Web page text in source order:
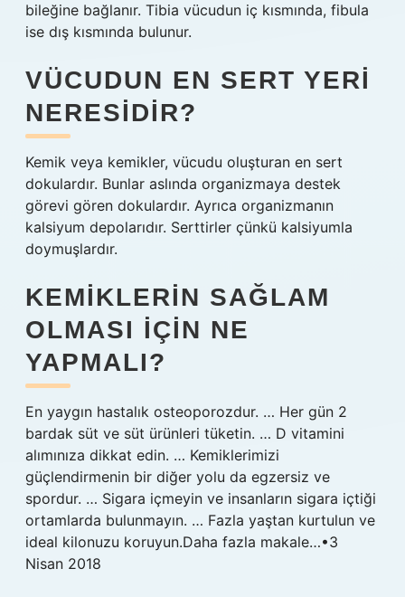
bileğine bağlanır. Tibia vücudun iç kısmında, fibula
ise dış kısmında bulunur.
VÜCUDUN EN SERT YERI
NERESIDIR?
Kemik veya kemikler, vücudu oluşturan en sert
dokulardır. Bunlar aslında organizmaya destek
görevi gören dokulardır. Ayrıca organizmanın
kalsiyum depolarıdır. Serttirler çünkü kalsiyumla
doymuşlardır.
KEMIKLERIN SAĞLAM
OLMASI IÇIN NE
YAPMALI?
En yaygın hastalık osteoporozdur. … Her gün 2
bardak süt ve süt ürünleri tüketin. … D vitamini
alımınıza dikkat edin. … Kemiklerimizi
güçlendirmenin bir diğer yolu da egzersiz ve
spordur. … Sigara içmeyin ve insanların sigara içtiği
ortamlarda bulunmayın. … Fazla yaştan kurtulun ve
ideal kilonuzu koruyun.Daha fazla makale…•3
Nisan 2018